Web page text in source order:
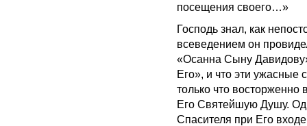
посещения своего…»
Господь знал, как
всеведением он
«Осанна Сыну
Его», и что эти ужасные
только что восторженно
Его Святейшую Душу.
Спасителя при Его